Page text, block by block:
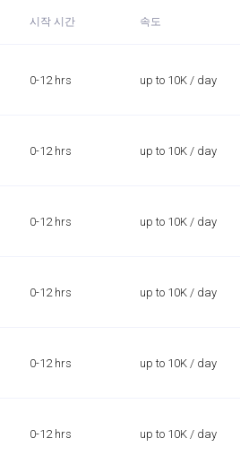
시작 시간 속도
0-12 hrs up to 10K / day
0-12 hrs up to 10K / day
0-12 hrs up to 10K / day
0-12 hrs up to 10K / day
0-12 hrs up to 10K / day
0-12 hrs up to 10K / day